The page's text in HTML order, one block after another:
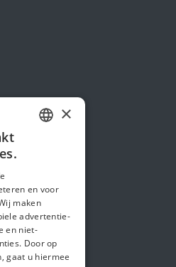
ENGLISH
×
en voor
maken
advertentie-
en niet-
Door op
gaat u hiermee